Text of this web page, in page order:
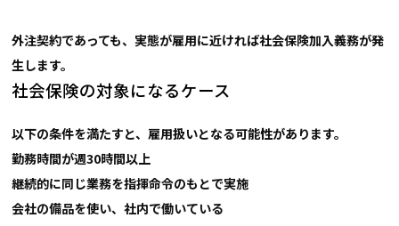
外注契約であっても、実態が雇用に近ければ社会保険加入義務が発
生します。
社会保険の対象になるケース
以下の条件を満たすと、雇用扱いとなる可能性があります。
勤務時間が週30時間以上
継続的に同じ業務を指揮命令のもとで実施
会社の備品を使い、社内で働いている